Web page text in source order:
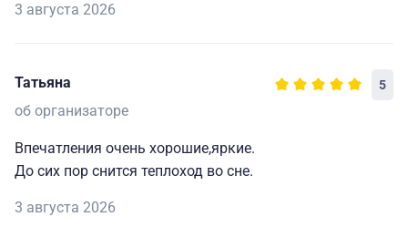
3 августа 2026
Татьяна 5
об организаторе
Впечатления очень хорошие,яркие.
До сих пор снится теплоход во сне.
3 августа 2026